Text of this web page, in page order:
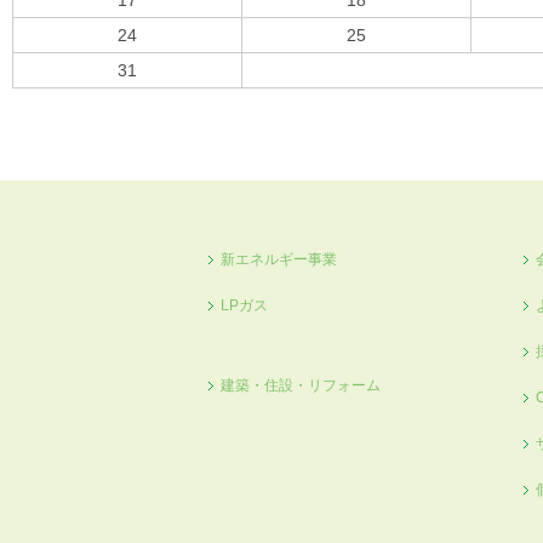
24
25
31
新エネルギー事業
LPガス
建築・住設・リフォーム